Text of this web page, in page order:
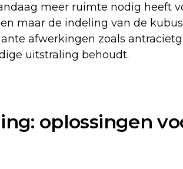
meer ruimte nodig heeft
maar de indeling van de
afwerkingen zoals
uitstraling behoudt.
oplossingen